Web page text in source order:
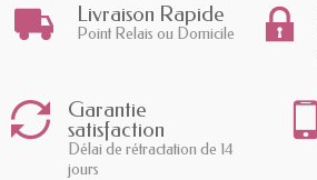
Livraison Rapide
Point Relais ou Domicile
Garantie
satisfaction
Délai de rétractation de 14
jours